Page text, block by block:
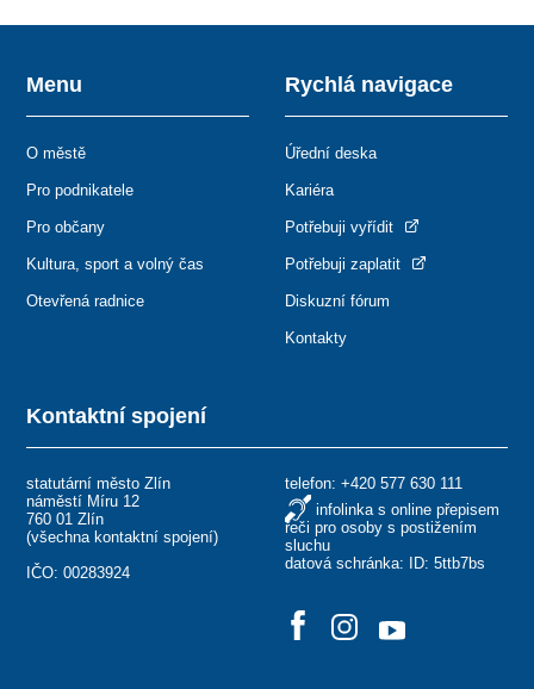
Kontaktní spojení
statutární město Zlín
náměstí Míru 12
760 01 Zlín
(všechna kontaktní spojení)
IČO: 00283924
telefon: +420 577 630 111
infolinka s online přepisem
řeči pro osoby s postižením
sluchu
datová schránka: ID: 5ttb7bs
Menu
O městě
Pro podnikatele
Pro občany
Kultura, sport a volný čas
Otevřená radnice
Rychlá navigace
Úřední deska
Kariéra
Potřebuji vyřídit
Potřebuji zaplatit
Diskuzní fórum
Kontakty